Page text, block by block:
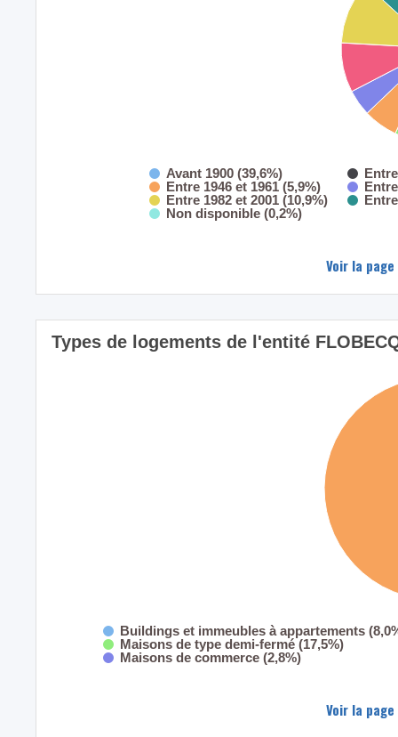
Avant 1900 (39,6%)
Entre 1946 et 1961 (5,9%)
Entre 1982 et 2001 (10,9%)
Non disponible (0,2%)
Voir la
Types de logements de l'entité
Buildings et immeubles à appartements
Maisons de type demi-fermé (17,5%)
Maisons de commerce (2,8%)
Voir la